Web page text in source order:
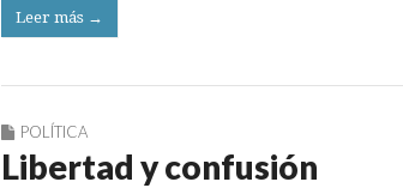
Leer más →
POLÍTICA
Libertad y confusión